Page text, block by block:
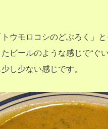
ウモロコシのどぶろく」と
ビールのような感じで“ぐ
し少ない感じです。